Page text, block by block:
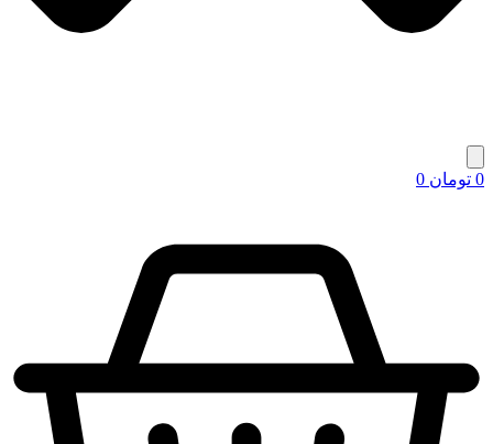
0 تومان 0